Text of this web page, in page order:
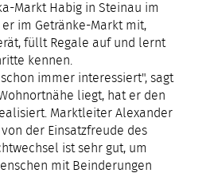
Markt Habig in Steinau im
im Getränke-Markt mit,
füllt Regale auf und lernt
kennen.
immer interessiert", sagt
liegt, hat er den
Marktleiter Alexander
der Einsatzfreude des
ist sehr gut, um
mit Beinderungen